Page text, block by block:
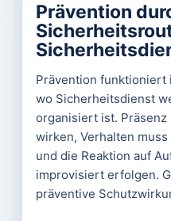
Prävention
Prävention funktioniert
wo Sicherheitsdienst
organisiert ist.
wirken, Verhalten
und die Reaktion auf
improvisiert erfolgen.
präventive